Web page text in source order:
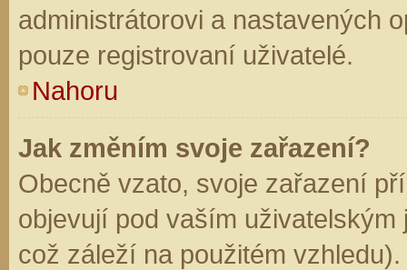
administrátorovi a nastavených
pouze registrovaní uživatelé.
Nahoru
Jak změním svoje zařazení?
Obecně vzato, svoje zařazení
objevují pod vaším
což záleží na použitém